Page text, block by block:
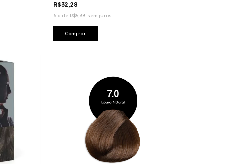
R$32,28
6 x de R$5,38 sem juros